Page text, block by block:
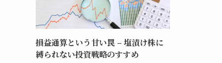
損益通算という甘い罠 – 塩漬け株に
縛られない投資戦略のすすめ